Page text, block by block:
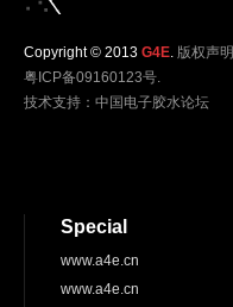
Copyright © 2013 G4E. 版权声明
粤ICP备09160123号.
技术支持： 中国电子胶水论坛
Special
www.a4e.cn
www.a4e.cn